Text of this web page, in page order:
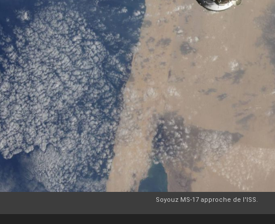
Soyouz MS-17 approche de l'ISS.